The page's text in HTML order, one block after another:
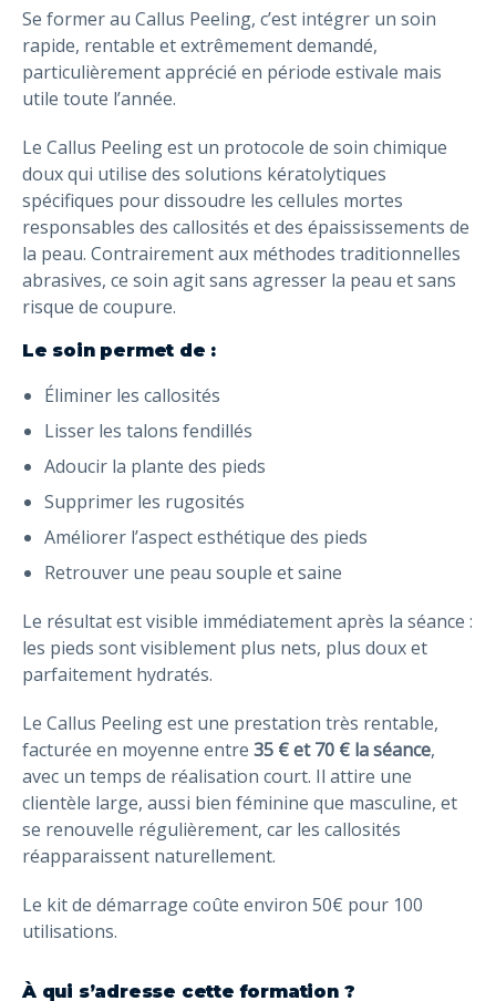
Se former au Callus Peeling, c’est intégrer un soin
rapide, rentable et extrêmement demandé,
particulièrement apprécié en période estivale mais
utile toute l’année.
Le Callus Peeling est un protocole de soin chimique
doux qui utilise des solutions kératolytiques
spécifiques pour dissoudre les cellules mortes
responsables des callosités et des épaississements de
la peau. Contrairement aux méthodes traditionnelles
abrasives, ce soin agit sans agresser la peau et sans
risque de coupure.
Le soin permet de :
Éliminer les callosités
Lisser les talons fendillés
Adoucir la plante des pieds
Supprimer les rugosités
Améliorer l’aspect esthétique des pieds
Retrouver une peau souple et saine
Le résultat est visible immédiatement après la séance :
les pieds sont visiblement plus nets, plus doux et
parfaitement hydratés.
Le Callus Peeling est une prestation très rentable,
facturée en moyenne entre 35 € et 70 € la séance,
avec un temps de réalisation court. Il attire une
clientèle large, aussi bien féminine que masculine, et
se renouvelle régulièrement, car les callosités
réapparaissent naturellement.
Le kit de démarrage coûte environ 50€ pour 100
utilisations.
À qui s’adresse cette formation ?